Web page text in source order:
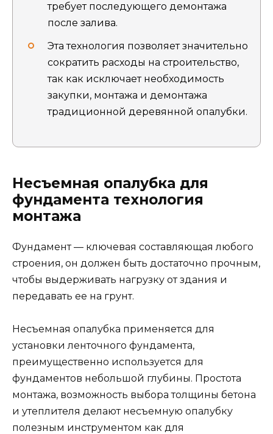
требует последующего демонтажа
после залива.
Эта технология позволяет значительно
сократить расходы на строительство,
так как исключает необходимость
закупки, монтажа и демонтажа
традиционной деревянной опалубки.
Несъемная опалубка для
фундамента технология
монтажа
Фундамент — ключевая составляющая любого
строения, он должен быть достаточно прочным,
чтобы выдерживать нагрузку от здания и
передавать ее на грунт.
Несъемная опалубка применяется для
установки ленточного фундамента,
преимущественно используется для
фундаментов небольшой глубины. Простота
монтажа, возможность выбора толщины бетона
и утеплителя делают несъемную опалубку
полезным инструментом как для